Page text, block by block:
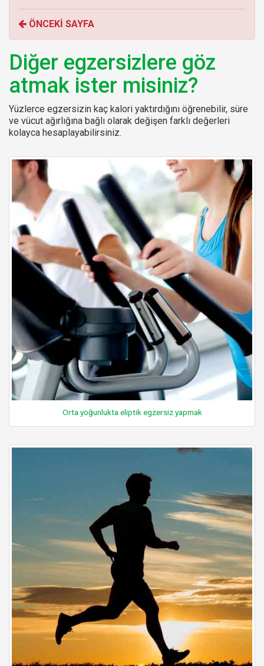
o
r
:
ÖNCEKİ SAYFA
Diğer egzersizlere göz
atmak ister misiniz?
Yüzlerce egzersizin kaç kalori yaktırdığını öğrenebilir, süre
ve vücut ağırlığına bağlı olarak değişen farklı değerleri
kolayca hesaplayabilirsiniz.
Orta yoğunlukta eliptik egzersiz yapmak